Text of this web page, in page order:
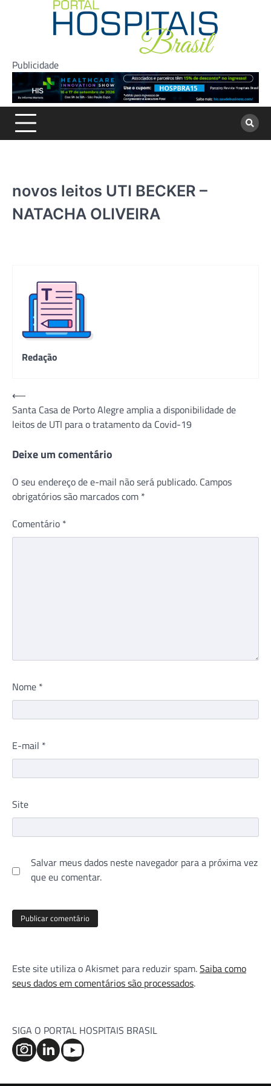
Publicidade
novos leitos UTI BECKER –
NATACHA OLIVEIRA
Redação
Navegação
de
Post
⟵
Santa Casa de Porto Alegre amplia a disponibilidade de
leitos de UTI para o tratamento da Covid-19
Deixe um comentário
O seu endereço de e-mail não será publicado. Campos
obrigatórios são marcados com *
Comentário *
Nome *
E-mail *
Site
Salvar meus dados neste navegador para a próxima vez
que eu comentar.
Este site utiliza o Akismet para reduzir spam.Saiba como
seus dados em comentários são processados.
SIGA O PORTAL HOSPITAIS BRASIL